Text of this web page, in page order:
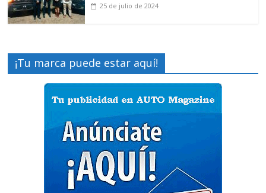
25 de julio de 2024
¡Tu marca puede estar aquí!